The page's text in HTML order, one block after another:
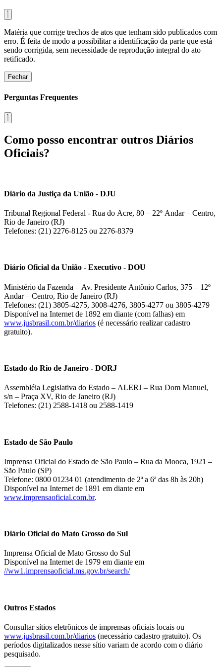
Matéria que corrige trechos de atos que tenham sido publicados com
erro. É feita de modo a possibilitar a identificação da parte que está
sendo corrigida, sem necessidade de reprodução integral do ato
retificado.
Fechar
Perguntas Frequentes
Como posso encontrar outros Diários
Oficiais?
Diário da Justiça da União - DJU
Tribunal Regional Federal - Rua do Acre, 80 – 22º Andar – Centro,
Rio de Janeiro (RJ)
Telefones: (21) 2276-8125 ou 2276-8379
Diário Oficial da União - Executivo - DOU
Ministério da Fazenda – Av. Presidente Antônio Carlos, 375 – 12º
Andar – Centro, Rio de Janeiro (RJ)
Telefones: (21) 3805-4275, 3008-4276, 3805-4277 ou 3805-4279
Disponível na Internet de 1892 em diante (com falhas) em
www.jusbrasil.com.br/diarios (é necessário realizar cadastro
gratuito).
Estado do Rio de Janeiro - DORJ
Assembléia Legislativa do Estado – ALERJ – Rua Dom Manuel,
s/n – Praça XV, Rio de Janeiro (RJ)
Telefones: (21) 2588-1418 ou 2588-1419
Estado de São Paulo
Imprensa Oficial do Estado de São Paulo – Rua da Mooca, 1921 –
São Paulo (SP)
Telefone: 0800 01234 01 (atendimento de 2ª a 6ª das 8h às 20h)
Disponível na Internet de 1891 em diante em
www.imprensaoficial.com.br.
Diário Oficial do Mato Grosso do Sul
Imprensa Oficial de Mato Grosso do Sul
Disponível na Internet de 1979 em diante em
//ww1.imprensaoficial.ms.gov.br/search/
Outros Estados
Consultar sítios eletrônicos de imprensas oficiais locais ou
www.jusbrasil.com.br/diarios (necessário cadastro gratuito). Os
períodos digitalizados nesse sítio variam de acordo com o diário
pesquisado.